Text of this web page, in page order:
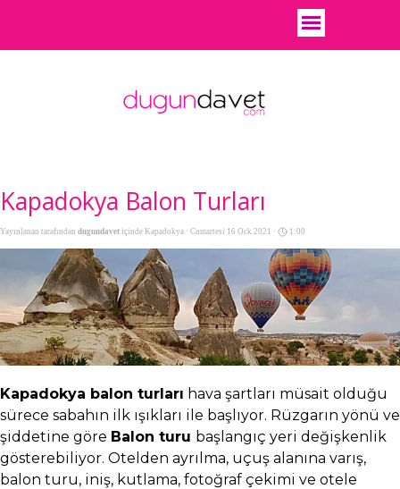
Kapadokya Balon Turları
Yayınlanan tarafından dugundavet içinde Kapadokya · Cumartesi 16 Ock 2021 · 1:00
Kapadokya balon turları hava şartları müsait olduğu
sürece sabahın ilk ışıkları ile başlıyor. Rüzgarın yönü ve
şiddetine göre Balon turu başlangıç yeri değişkenlik
gösterebiliyor. Otelden ayrılma, uçuş alanına varış,
balon turu, iniş, kutlama, fotoğraf çekimi ve otele